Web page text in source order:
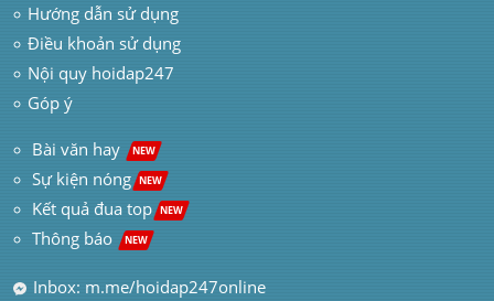
Hướng dẫn sử dụng
Điều khoản sử dụng
Nội quy hoidap247
Góp ý
Bài văn hay NEW
Sự kiện nóng NEW
Kết quả đua top NEW
Thông báo NEW
Inbox: m.me/hoidap247online